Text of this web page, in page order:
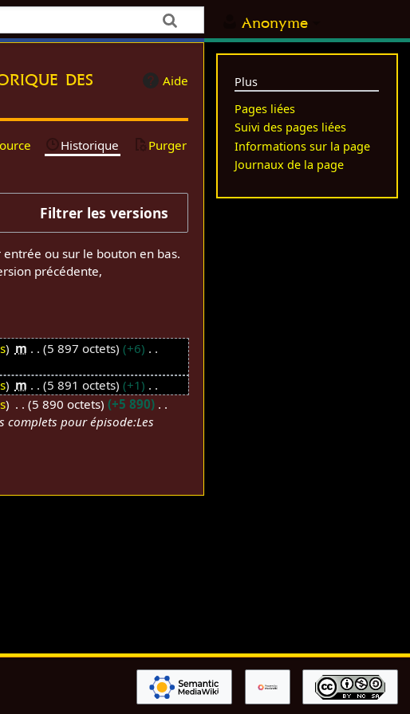
Anonyme
Aide
des
Historique Purger
Filtrer les versions
ou sur le bouton en bas.
précédente,
m 5 897 octets
+6
m 5 891 octets
+1
5 890 octets
+5 890
complets pour épisode:Les
Plus
Pages liées
Suivi des pages liées
Informations sur la page
Journaux de la page